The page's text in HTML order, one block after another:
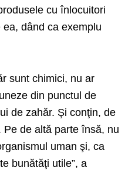
cu înlocuitori
ea, dând ca exemplu
sunt chimici, nu ar
din punctul de
de zahăr. Şi conţin, de
de altă parte însă, nu
uman şi, ca
bunătăţi utile”, a